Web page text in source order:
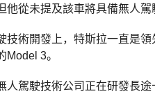
他從未提及該車將具備無人駕
技術開發上，特斯拉一直是
Model 3。
人駕駛技術公司正在研發長